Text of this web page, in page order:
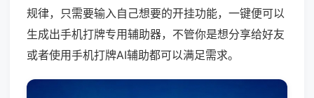
规律，只需要输入自己想要的开挂功能，一键便可以
生成出手机打牌专用辅助器，不管你是想分享给好友
或者使用手机打牌AI辅助都可以满足需求。